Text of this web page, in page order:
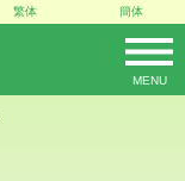
MENU
繁体 簡体